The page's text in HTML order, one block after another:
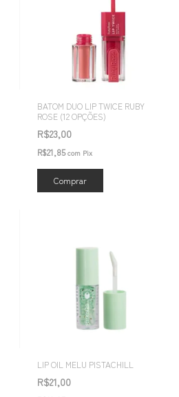
BATOM DUO LIP TWICE RUBY
ROSE (12 OPÇÕES)
R$23,00
R$21,85com Pix
Comprar
LIP OIL MELU PISTACHILL
R$21,00